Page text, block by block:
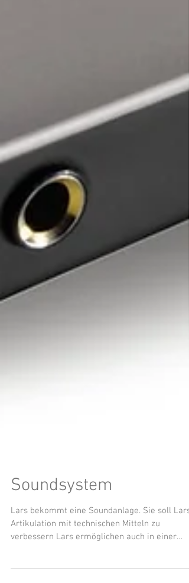
Soundsystem
Lars bekommt eine Soundanlage. Sie soll Lars'
verbessern Lars ermöglichen auch in einer